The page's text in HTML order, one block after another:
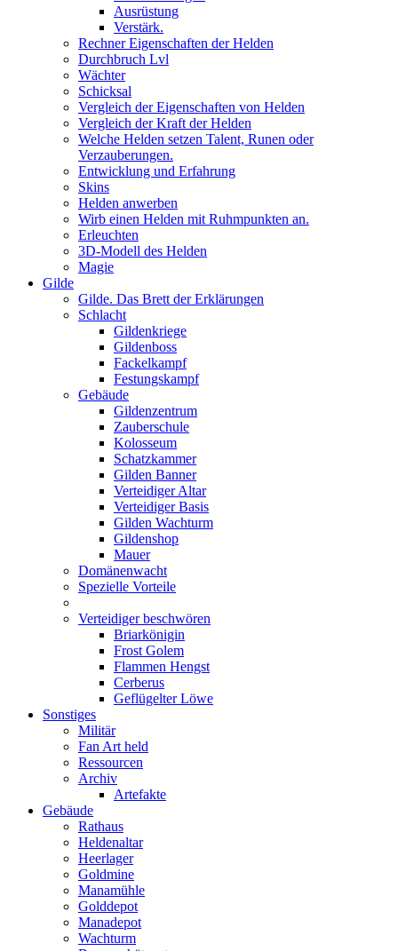
Ausrüstung
Verstärk.
Rechner Eigenschaften der Helden
Durchbruch Lvl
Wächter
Schicksal
Vergleich der Eigenschaften von Helden
Vergleich der Kraft der Helden
Welche Helden setzen Talent, Runen oder
Verzauberungen.
Entwicklung und Erfahrung
Skins
Helden anwerben
Wirb einen Helden mit Ruhmpunkten an.
Erleuchten
3D-Modell des Helden
Magie
Gilde
Gilde. Das Brett der Erklärungen
Schlacht
Gildenkriege
Gildenboss
Fackelkampf
Festungskampf
Gebäude
Gildenzentrum
Zauberschule
Kolosseum
Schatzkammer
Gilden Banner
Verteidiger Altar
Verteidiger Basis
Gilden Wachturm
Gildenshop
Mauer
Domänenwacht
Spezielle Vorteile
Verteidiger beschwören
Briarkönigin
Frost Golem
Flammen Hengst
Cerberus
Geflügelter Löwe
Sonstiges
Militär
Fan Art held
Ressourcen
Archiv
Artefakte
Gebäude
Rathaus
Heldenaltar
Heerlager
Goldmine
Manamühle
Golddepot
Manadepot
Wachturm